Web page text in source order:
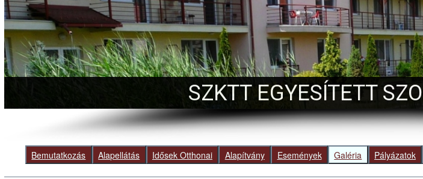
SZKTT EGYESÍTETT
Bemutatkozás Alapellátás Idősek Otthonai Alapítvány Események Galéria Pályázatok